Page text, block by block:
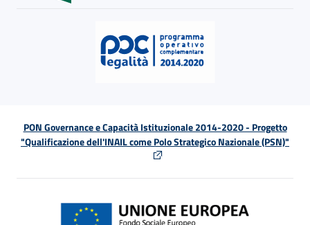
PON Governance e Capacità Istituzionale 2014-2020 - Progetto
"Qualificazione dell'INAIL come Polo Strategico Nazionale (PSN)"